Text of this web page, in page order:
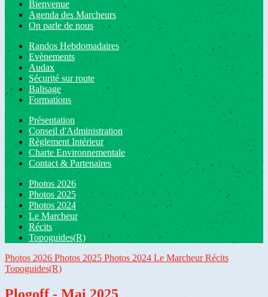
Bienvenue
Agenda des Marcheurs
On parle de nous
Randos Hebdomadaires
Evènements
Audax
Sécurité sur route
Balisage
Formations
Présentation
Conseil d'Administration
Règlement Intérieur
Charte Environnementale
Contact & Partenaires
Photos 2026
Photos 2025
Photos 2024
Le Marcheur
Récits
Topoguides(R)
Photos 2026 Photos 2025 Photos 2024 Le MarcheurRécits
Topoguides(R)